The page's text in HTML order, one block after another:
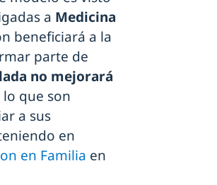
a Medicina
beneficiará a la
parte de
no mejorará
que son
a sus
en
en Familia en